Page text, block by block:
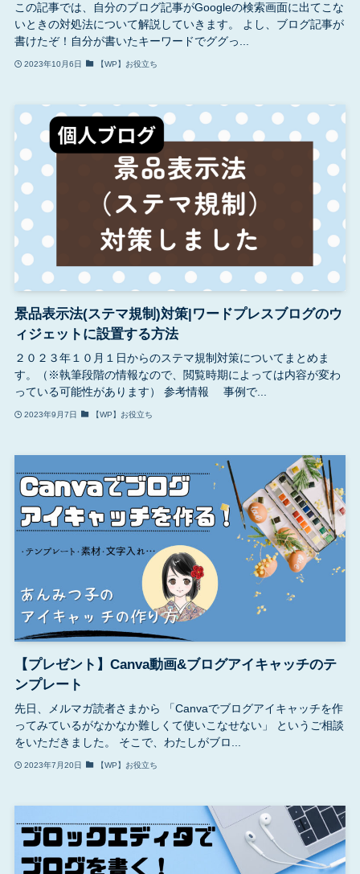
この記事では、自分のブログ記事がGoogleの検索画面に出てこな
いときの対処法について解説していきます。 よし、ブログ記事が
書けたぞ！自分が書いたキーワードでググっ...
2023年10月6日 【WP】お役立ち
景品表示法(ステマ規制)対策|ワードプレスブログのウ
ィジェットに設置する方法
２０２３年１０月１日からのステマ規制対策についてまとめま
す。（※執筆段階の情報なので、閲覧時期によっては内容が変わ
っている可能性があります） 参考情報 事例で...
2023年9月7日 【WP】お役立ち
【プレゼント】Canva動画&ブログアイキャッチのテ
ンプレート
先日、メルマガ読者さまから 「Canvaでブログアイキャッチを作
ってみているがなかなか難しくて使いこなせない」 というご相談
をいただきました。 そこで、わたしがブロ...
2023年7月20日 【WP】お役立ち